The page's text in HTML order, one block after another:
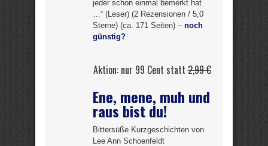
jeder schon einmal bemerkt hat
…“ (Leser) (2 Rezensionen / 5,0
Sterne) (ca. 171 Seiten) – noch
günstig?
Aktion: nur 99 Cent statt2,99 €
Ene, mene, muh und
raus bist du!
Bittersüße Kurzgeschichten von
Lee Ann Schoenfeldt